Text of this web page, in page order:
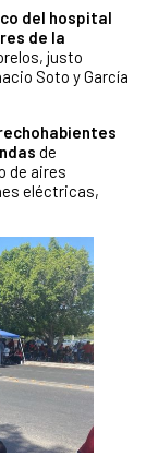
del hospital
de la
justo
Soto y García
de
de aires
eléctricas,